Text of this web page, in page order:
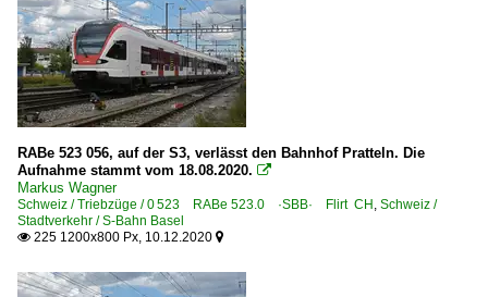
RABe 523 056, auf der S3, verlässt den Bahnhof Pratteln. Die
Aufnahme stammt vom 18.08.2020. 
Markus Wagner
Schweiz / Triebzüge / 0 523 RABe 523.0 ·SBB· Flirt CH, Schweiz /
Stadtverkehr / S-Bahn Basel
 225 1200x800 Px, 10.12.2020 